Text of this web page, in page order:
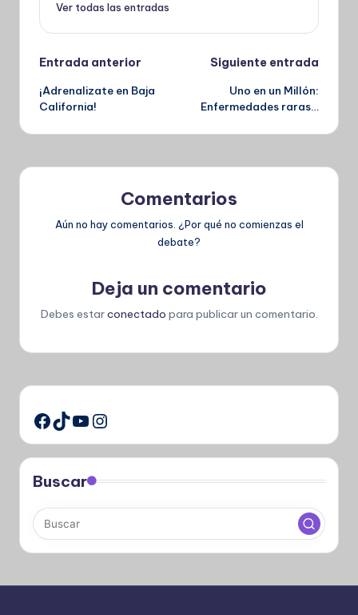
Ver todas las entradas
Navegación
de
entradas
Entrada anterior
¡Adrenalizate en Baja
California!
Siguiente entrada
Uno en un Millón:
Enfermedades raras…
Comentarios
Aún no hay comentarios. ¿Por qué no comienzas el
debate?
Deja un comentario
Debes estarconectado para publicar un comentario.
Facebook
TikTok
YouTube
Instagram
Buscar